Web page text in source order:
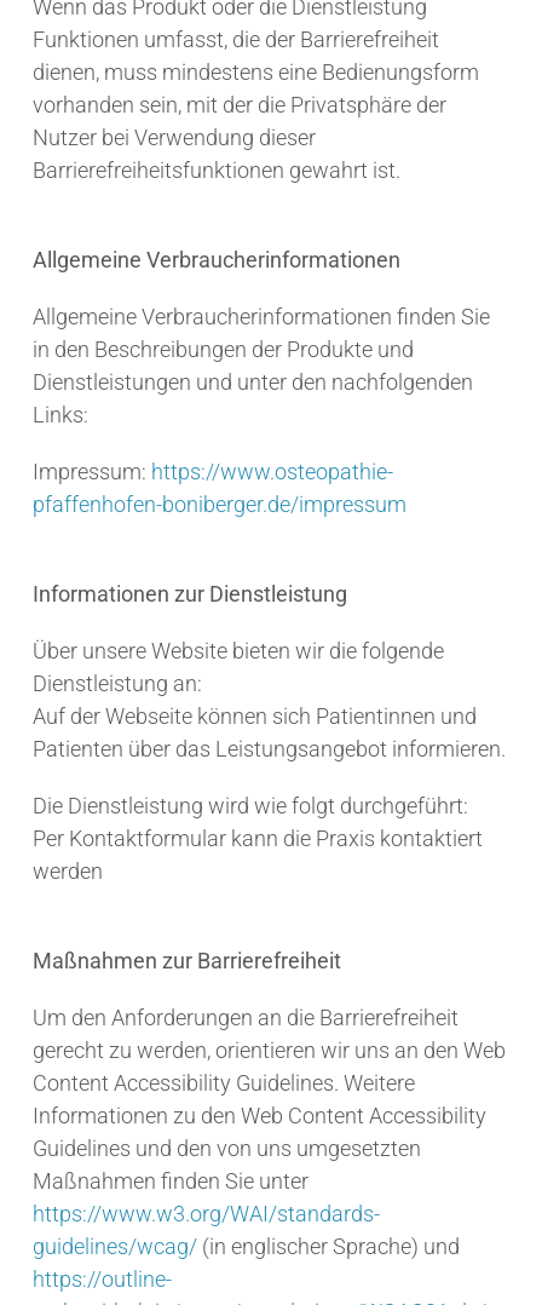
Wenn das Produkt oder die Dienstleistung
Funktionen umfasst, die der Barrierefreiheit
dienen, muss mindestens eine Bedienungsform
vorhanden sein, mit der die Privatsphäre der
Nutzer bei Verwendung dieser
Barrierefreiheitsfunktionen gewahrt ist.
Allgemeine Verbraucherinformationen
Allgemeine Verbraucherinformationen finden Sie
in den Beschreibungen der Produkte und
Dienstleistungen und unter den nachfolgenden
Links:
Impressum: https://www.osteopathie-
pfaffenhofen-boniberger.de/impressum
Informationen zur Dienstleistung
Über unsere Website bieten wir die folgende
Dienstleistung an:
Auf der Webseite können sich Patientinnen und
Patienten über das Leistungsangebot informieren.
Die Dienstleistung wird wie folgt durchgeführt:
Per Kontaktformular kann die Praxis kontaktiert
werden
Maßnahmen zur Barrierefreiheit
Um den Anforderungen an die Barrierefreiheit
gerecht zu werden, orientieren wir uns an den Web
Content Accessibility Guidelines. Weitere
Informationen zu den Web Content Accessibility
Guidelines und den von uns umgesetzten
Maßnahmen finden Sie unter
https://www.w3.org/WAI/standards-
guidelines/wcag/(in englischer Sprache) und
https://outline-